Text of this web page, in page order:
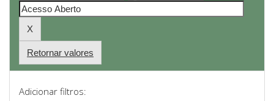
Retornar valores
Adicionar filtros: